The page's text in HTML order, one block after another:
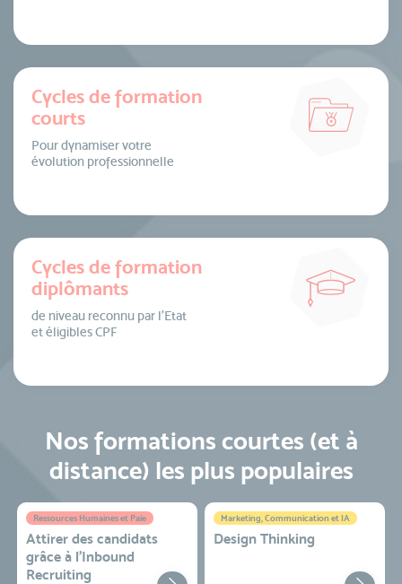
Cycles de formation
courts
Pour dynamiser votre
évolution professionnelle
Cycles de formation
diplômants
de niveau reconnu par l’Etat
et éligibles CPF
Nos formations courtes (et à
distance) les plus populaires
Ressources Humaines et Paie
Attirer des candidats
grâce à l’Inbound
Recruiting
Marketing, Communication et IA
Design Thinking